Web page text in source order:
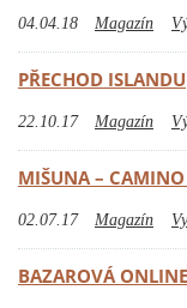
04.04.18 Magazín
PŘECHOD ISLANDU
22.10.17 Magazín
MIŠUNA – CAMINO
02.07.17 Magazín
BAZAROVÁ